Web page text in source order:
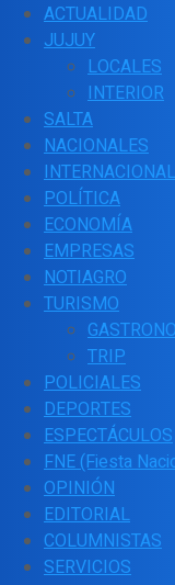
ACTUALIDAD
JUJUY
LOCALES
INTERIOR
SALTA
NACIONALES
POLÍTICA
ECONOMÍA
EMPRESAS
NOTIAGRO
TURISMO
TRIP
POLICIALES
DEPORTES
ESPECTÁCULOS
FNE (Fiesta
OPINIÓN
EDITORIAL
COLUMNISTAS
SERVICIOS